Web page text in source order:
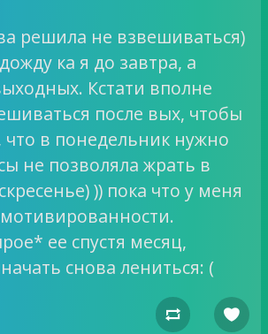
решила не взвешиваться)
ка я до завтра, а
Кстати вполне
после вых, чтобы
в понедельник нужно
не позволяла жрать в
)) пока что у меня
ее спустя месяц,
снова лениться: (
 